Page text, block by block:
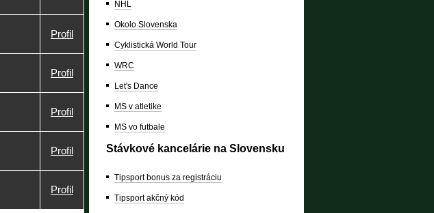
Profil
Profil
Profil
Profil
Profil
NHL
Okolo Slovenska
Cyklistická World Tour
WRC
Let's Dance
MS v atletike
MS vo futbale
Stávkové kancelárie na Slovensku
Tipsport bonus za registráciu
Tipsport akčný kód